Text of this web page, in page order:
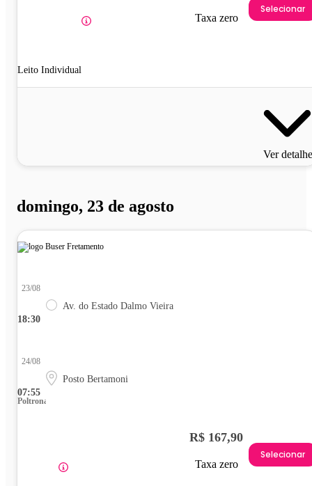
Leito Individual
Taxa zero
Selecionar
Ver
domingo, 23 de agosto
18:30
23/08
Av. do Estado Dalmo Vieira
07:55
24/08
Posto Bertamoni
Poltrona
R$ 167,90
Taxa zero
Selecionar